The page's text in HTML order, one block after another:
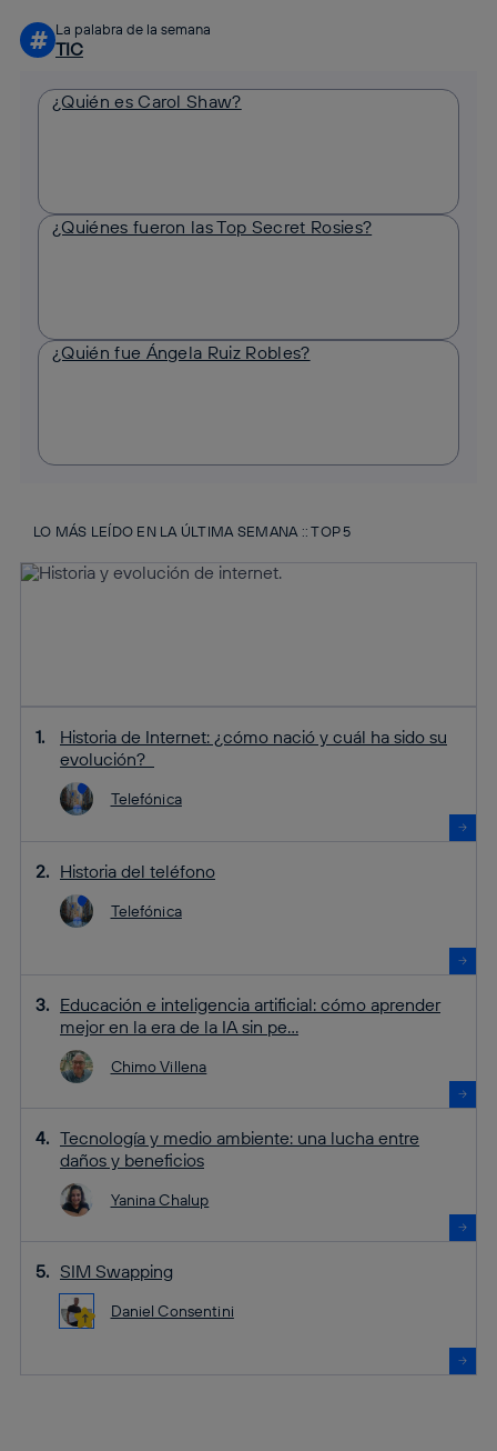
# La palabra de la semana
TIC
¿Quién es Carol Shaw?
¿Quiénes fueron las Top Secret Rosies?
¿Quién fue Ángela Ruiz Robles?
LO MÁS LEÍDO EN LA ÚLTIMA SEMANA :: TOP 5
Historia de Internet: ¿cómo nació y cuál ha sido su
evolución?
Telefónica
Historia del teléfono
Telefónica
Educación e inteligencia artificial: cómo aprender
mejor en la era de la IA sin pe...
Chimo Villena
Tecnología y medio ambiente: una lucha entre
daños y beneficios
Yanina Chalup
SIM Swapping
Daniel Consentini